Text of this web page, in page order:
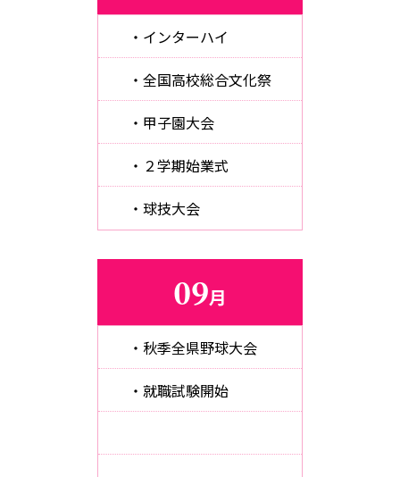
・インターハイ
・全国高校総合文化祭
・甲子園大会
・２学期始業式
・球技大会
09月
・秋季全県野球大会
・就職試験開始